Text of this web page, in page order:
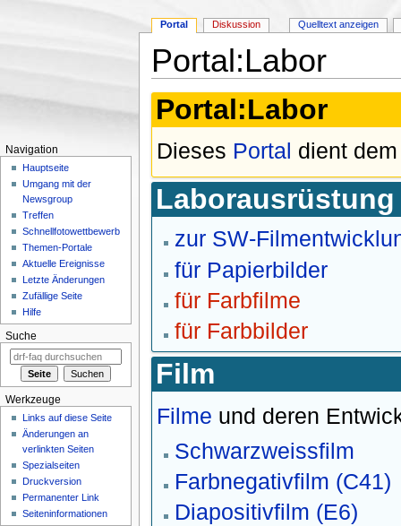
Portal:Labor
Portal:Labor
Dieses Portal dient
Laborausrüstung
zur SW-
für Papierbilder
für Farbfilme
für Farbbilder
Film
Filme und deren
Schwarzweissfilm
Farbnegativfilm (C41)
Diapositivfilm (E6)
Portal Diskussion Quelltext anzeigen
Navigation
Hauptseite
Umgang mit der
Newsgroup
Treffen
Schnellfotowettbewerb
Themen-Portale
Aktuelle Ereignisse
Letzte Änderungen
Zufällige Seite
Hilfe
Suche
Werkzeuge
Links auf diese Seite
Änderungen an
verlinkten Seiten
Spezialseiten
Druckversion
Permanenter Link
Seiten­informationen